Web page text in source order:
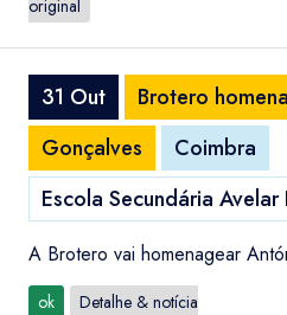
original
31 Out
Brotero
Gonçalves
Coimbra
Escola Secundária
A Brotero vai homenagear
ok
Detalhe & notícia